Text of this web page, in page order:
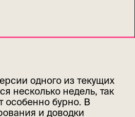
одного из текущих
несколько недель, так
особенно бурно. В
и доводки